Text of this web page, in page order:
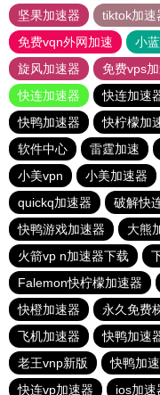
坚果加速器
tiktok加速
免费vqn外网加速
小
旋风加速器
免费vps
快连加速器
快连加速
快鸭加速器
快柠檬加
软件中心
雷霆加速
小美vpn
小美加速器
quickq加速器
破解快
快鸭游戏加速器
大熊
火箭vp n加速器下载
Falemon快柠檬加速器
快橙加速器
永久免费
飞机加速器
快鸭加速
老王vnp新版
快鸭加
快连vp加速器
ios加速